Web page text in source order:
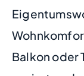
Balkon oder